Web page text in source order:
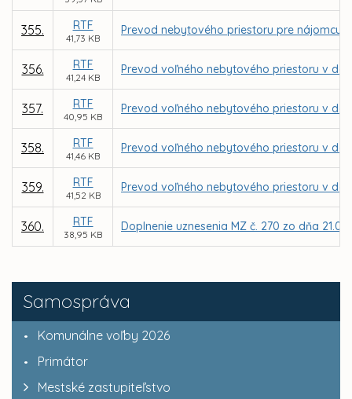
Samospráva
Komunálne voľby 2026
Primátor
Mestské zastupiteľstvo
355. RTF
41,73 KB
Prevod nebytového priestoru pre nájomcu
356. RTF
41,24 KB
Prevod voľného nebytového priestoru v
357. RTF
40,95 KB
Prevod voľného nebytového priestoru v
358. RTF
41,46 KB
Prevod voľného nebytového priestoru v
359. RTF
41,52 KB
Prevod voľného nebytového priestoru v
360. RTF
38,95 KB
Doplnenie uznesenia MZ č. 270 zo dňa